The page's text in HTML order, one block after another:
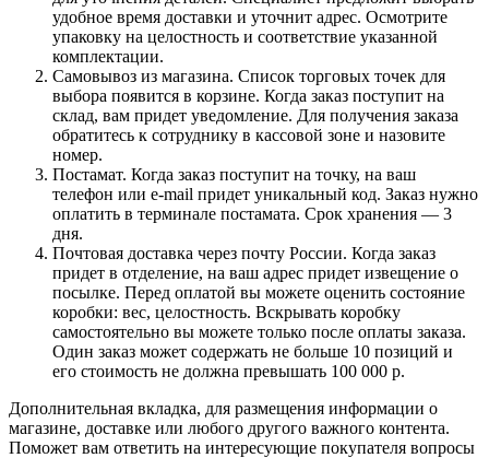
удобное время доставки и уточнит адрес. Осмотрите
упаковку на целостность и соответствие указанной
комплектации.
Самовывоз из магазина. Список торговых точек для
выбора появится в корзине. Когда заказ поступит на
склад, вам придет уведомление. Для получения заказа
обратитесь к сотруднику в кассовой зоне и назовите
номер.
Постамат. Когда заказ поступит на точку, на ваш
телефон или e-mail придет уникальный код. Заказ нужно
оплатить в терминале постамата. Срок хранения — 3
дня.
Почтовая доставка через почту России. Когда заказ
придет в отделение, на ваш адрес придет извещение о
посылке. Перед оплатой вы можете оценить состояние
коробки: вес, целостность. Вскрывать коробку
самостоятельно вы можете только после оплаты заказа.
Один заказ может содержать не больше 10 позиций и
его стоимость не должна превышать 100 000 р.
Дополнительная вкладка, для размещения информации о
магазине, доставке или любого другого важного контента.
Поможет вам ответить на интересующие покупателя вопросы